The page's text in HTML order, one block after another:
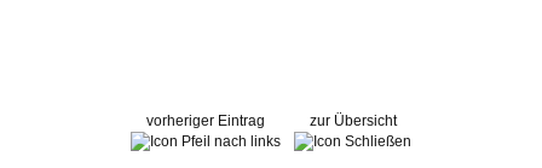
vorheriger Eintrag zur Übersicht